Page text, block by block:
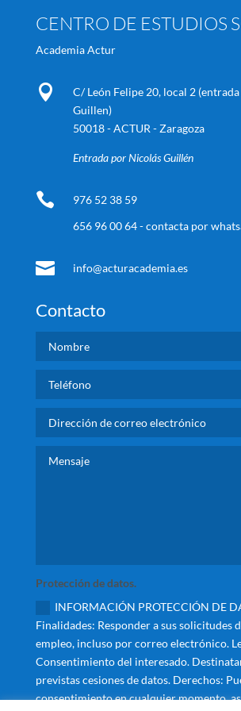
CENTRO DE ESTUDIOS
Academia Actur

C/ León Felipe 20, local 2
Guillen)
50018 - ACTUR - Zaragoza
Entrada por Nicolás Guillén

976 52 38 59
656 96 00 64 - contacta por
 info@acturacademia.es
Contacto
Protección de datos.
INFORMACIÓN PROTECCIÓN DE
Finalidades: Responder a sus solicitudes
empleo, incluso por correo electrónico.
Consentimiento del interesado.
previstas cesiones de datos. Derechos:
consentimiento en cualquier momento,